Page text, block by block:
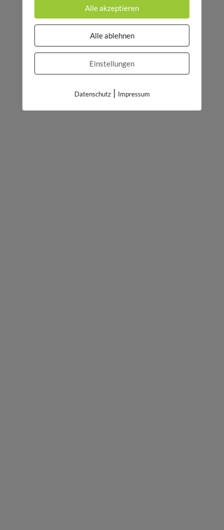
Alle akzeptieren
Alle ablehnen
Einstellungen
Datenschutz| Impressum